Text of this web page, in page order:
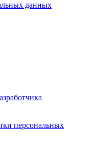
данных
персональных